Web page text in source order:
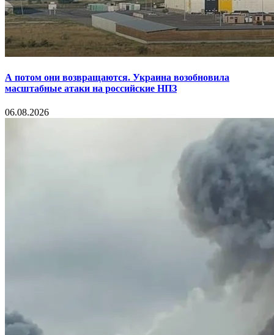
А потом они возвращаются. Украина возобновила
масштабные атаки на российские НПЗ
06.08.2026